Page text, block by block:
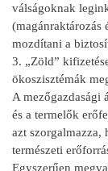
válságoknak
(magánraktározás
mozdítani a
3. „Zöld”
ökoszisztémák
A mezőgazdasági
és a termelők
azt
természeti
Egyszerűen